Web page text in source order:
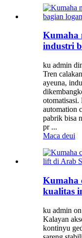
Kumaha
industri
ku admin
Tren
ayeuna,
automation
pabrik bisa
pr ...
Maca deui
Kumaha
kualitas
ku admin
Kalayan
kontinyu